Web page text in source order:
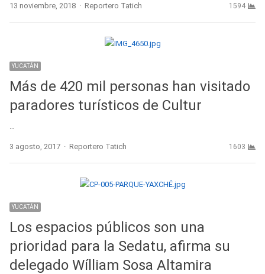
13 noviembre, 2018 Author
Reportero Tatich 1594
YUCATÁN
Más de 420 mil personas han visitado
paradores turísticos de Cultur
…
3 agosto, 2017 Author
Reportero Tatich 1603
YUCATÁN
Los espacios públicos son una
prioridad para la Sedatu, afirma su
delegado Wílliam Sosa Altamira